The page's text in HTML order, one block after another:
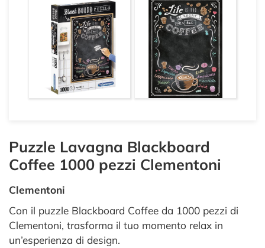
Puzzle Lavagna Blackboard
Coffee 1000 pezzi Clementoni
Clementoni
Con il puzzle Blackboard Coffee da 1000 pezzi di
Clementoni, trasforma il tuo momento relax in
un’esperienza di design.